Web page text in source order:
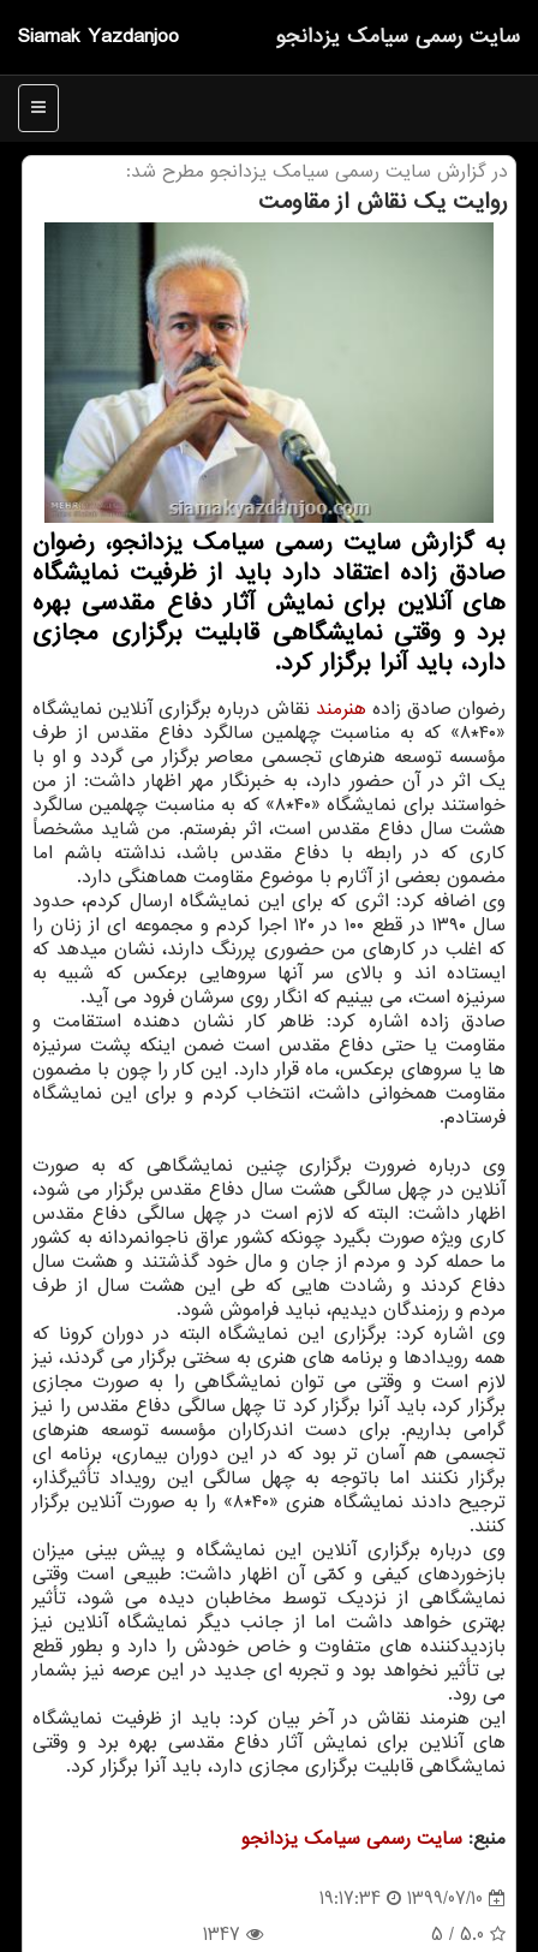
Siamak Yazdanjoo سایت رسمی سیامك یزدانجو
منو
در گزارش سایت رسمی سیامك یزدانجو مطرح شد:
روایت یك نقاش از مقاومت
به گزارش سایت رسمی سیامك یزدانجو، رضوان
صادق زاده اعتقاد دارد باید از ظرفیت نمایشگاه
های آنلاین برای نمایش آثار دفاع مقدسی بهره
برد و وقتی نمایشگاهی قابلیت برگزاری مجازی
دارد، باید آنرا برگزار كرد.
رضوان صادق زاده هنرمند نقاش درباره برگزاری آنلاین نمایشگاه
«۴۰*۸» که به مناسبت چهلمین سالگرد دفاع مقدس از طرف
مؤسسه توسعه هنرهای تجسمی معاصر برگزار می گردد و او با
یک اثر در آن حضور دارد، به خبرنگار مهر اظهار داشت: از من
خواستند برای نمایشگاه «۴۰*۸» که به مناسبت چهلمین سالگرد
هشت سال دفاع مقدس است، اثر بفرستم. من شاید مشخصاً
کاری که در رابطه با دفاع مقدس باشد، نداشته باشم اما
مضمون بعضی از آثارم با موضوع مقاومت هماهنگی دارد.
وی اضافه کرد: اثری که برای این نمایشگاه ارسال کردم، حدود
سال ۱۳۹۰ در قطع ۱۰۰ در ۱۲۰ اجرا کردم و مجموعه ای از زنان را
که اغلب در کارهای من حضوری پررنگ دارند، نشان میدهد که
ایستاده اند و بالای سر آنها سروهایی برعکس که شبیه به
سرنیزه است، می بینیم که انگار روی سرشان فرود می آید.
صادق زاده اشاره کرد: ظاهر کار نشان دهنده استقامت و
مقاومت یا حتی دفاع مقدس است ضمن اینکه پشت سرنیزه
ها یا سروهای برعکس، ماه قرار دارد. این کار را چون با مضمون
مقاومت همخوانی داشت، انتخاب کردم و برای این نمایشگاه
فرستادم.
وی درباره ضرورت برگزاری چنین نمایشگاهی که به صورت
آنلاین در چهل سالگی هشت سال دفاع مقدس برگزار می شود،
اظهار داشت: البته که لازم است در چهل سالگی دفاع مقدس
کاری ویژه صورت بگیرد چونکه کشور عراق ناجوانمردانه به کشور
ما حمله کرد و مردم از جان و مال خود گذشتند و هشت سال
دفاع کردند و رشادت هایی که طی این هشت سال از طرف
مردم و رزمندگان دیدیم، نباید فراموش شود.
وی اشاره کرد: برگزاری این نمایشگاه البته در دوران کرونا که
همه رویدادها و برنامه های هنری به سختی برگزار می گردند، نیز
لازم است و وقتی می توان نمایشگاهی را به صورت مجازی
برگزار کرد، باید آنرا برگزار کرد تا چهل سالگی دفاع مقدس را نیز
گرامی بداریم. برای دست اندرکاران مؤسسه توسعه هنرهای
تجسمی هم آسان تر بود که در این دوران بیماری، برنامه ای
برگزار نکنند اما باتوجه به چهل سالگی این رویداد تأثیرگذار،
ترجیح دادند نمایشگاه هنری «۴۰*۸» را به صورت آنلاین برگزار
کنند.
وی درباره برگزاری آنلاین این نمایشگاه و پیش بینی میزان
بازخوردهای کیفی و کمّی آن اظهار داشت: طبیعی است وقتی
نمایشگاهی از نزدیک توسط مخاطبان دیده می شود، تأثیر
بهتری خواهد داشت اما از جانب دیگر نمایشگاه آنلاین نیز
بازدیدکننده های متفاوت و خاص خودش را دارد و بطور قطع
بی تأثیر نخواهد بود و تجربه ای جدید در این عرصه نیز بشمار
می رود.
این هنرمند نقاش در آخر بیان کرد: باید از ظرفیت نمایشگاه
های آنلاین برای نمایش آثار دفاع مقدسی بهره برد و وقتی
نمایشگاهی قابلیت برگزاری مجازی دارد، باید آنرا برگزار کرد.
منبع: سایت رسمی سیامك یزدانجو
1399/07/10
19:17:34
5.0
/ 5
1347